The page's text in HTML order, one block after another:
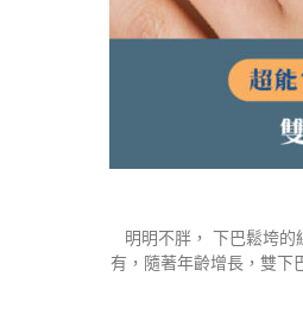
明明不胖， 下巴鬆垮
有，隨著年齡增長，雙下